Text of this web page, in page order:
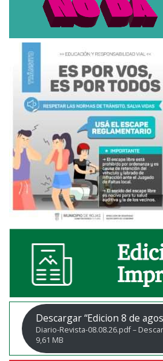
Descargar “Edicion 8 de
Diario-Revista-08.08.26.pdf –
9,61 MB